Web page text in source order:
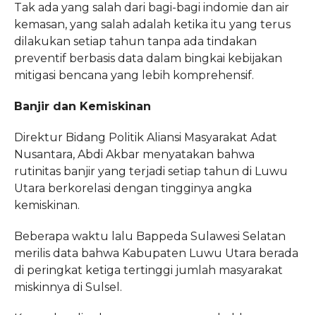
Tak ada yang salah dari bagi-bagi indomie dan air
kemasan, yang salah adalah ketika itu yang terus
dilakukan setiap tahun tanpa ada tindakan
preventif berbasis data dalam bingkai kebijakan
mitigasi bencana yang lebih komprehensif.
Banjir dan Kemiskinan
Direktur Bidang Politik Aliansi Masyarakat Adat
Nusantara, Abdi Akbar menyatakan bahwa
rutinitas banjir yang terjadi setiap tahun di Luwu
Utara berkorelasi dengan tingginya angka
kemiskinan.
Beberapa waktu lalu Bappeda Sulawesi Selatan
merilis data bahwa Kabupaten Luwu Utara berada
di peringkat ketiga tertinggi jumlah masyarakat
miskinnya di Sulsel.